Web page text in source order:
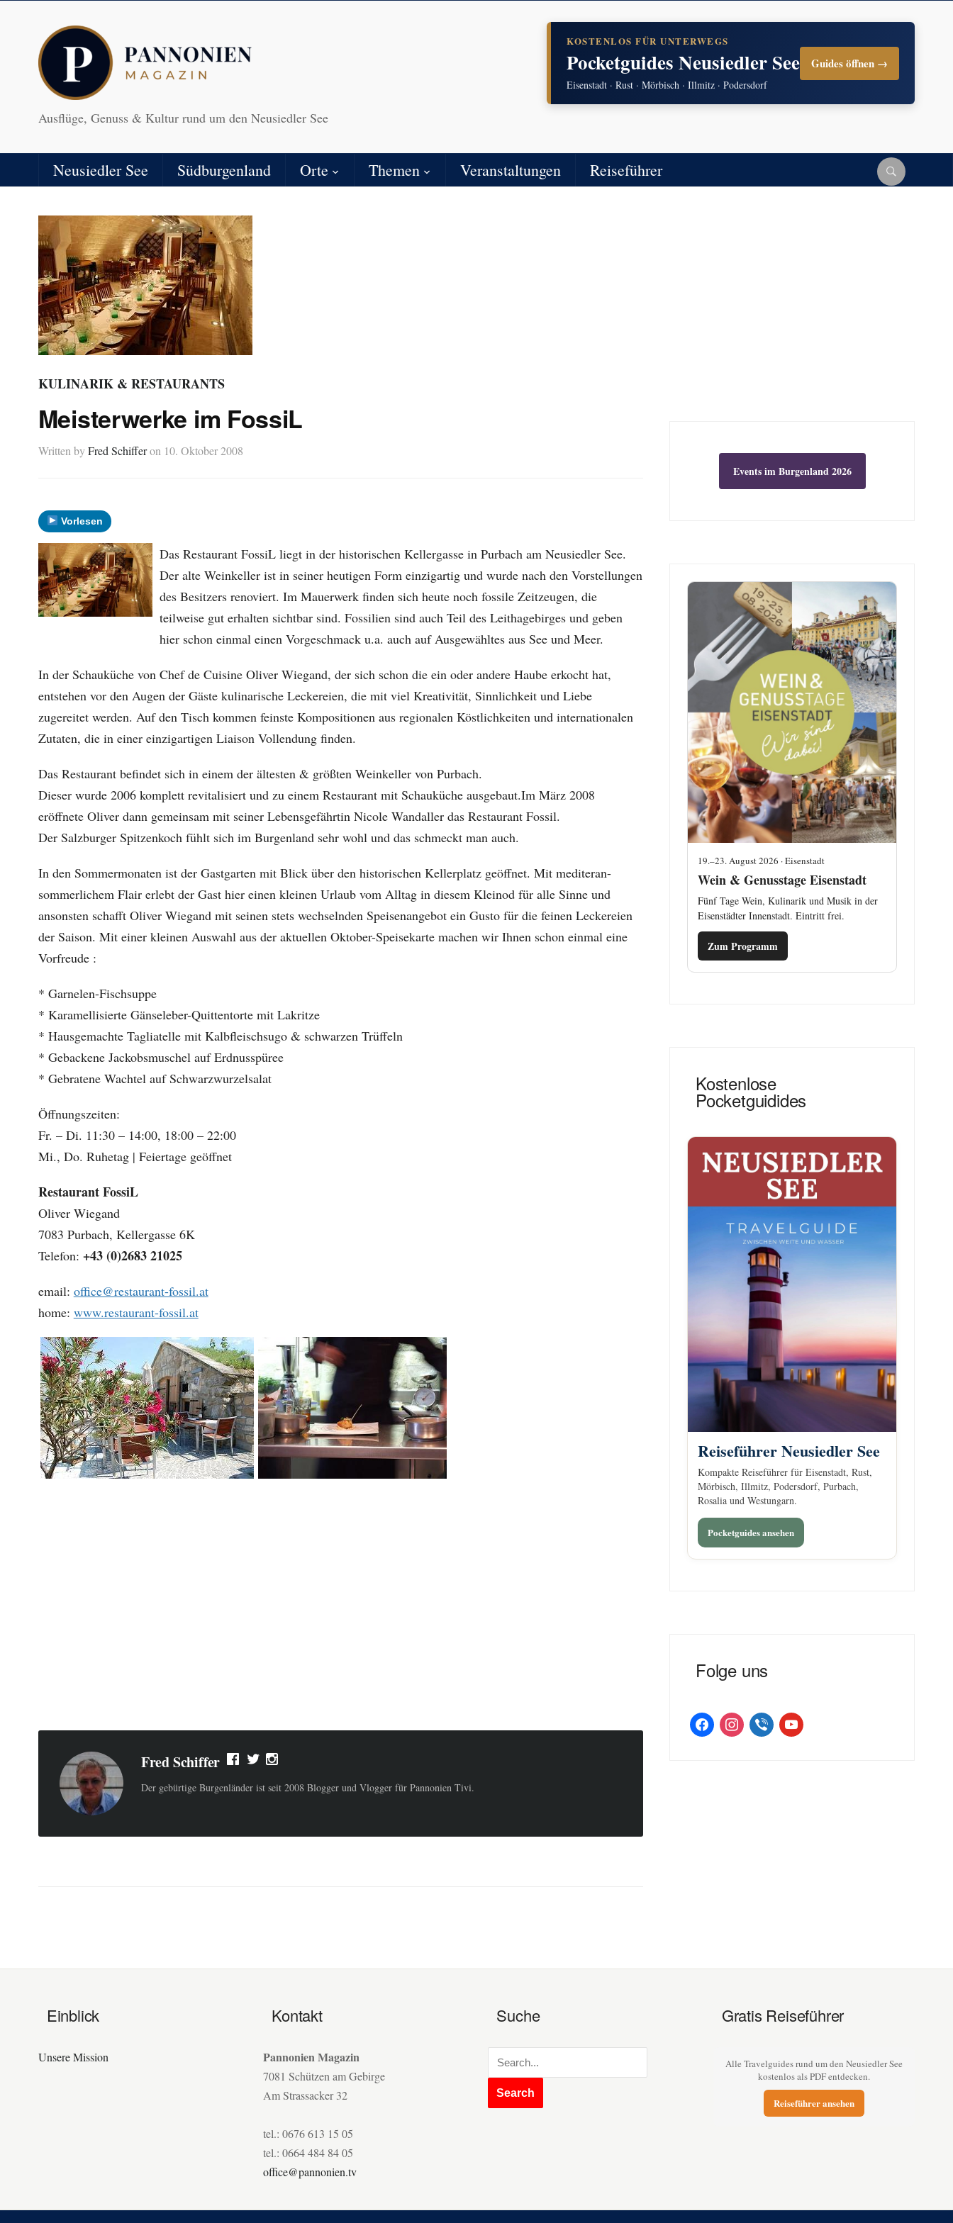
Ausflüge, Genuss & Kultur rund um den Neusiedler See
KOSTENLOS FÜR UNTERWEGS
Pocketguides Neusiedler See
Eisenstadt · Rust · Mörbisch · Illmitz · Podersdorf
Guides öffnen →
Neusiedler See Südburgenland Orte Themen Veranstaltungen Reiseführer
KULINARIK & RESTAURANTS
Meisterwerke im FossiL
Written byFred Schiffer on 10. Oktober 2008
Vorlesen
Das Restaurant FossiL liegt in der historischen Kellergasse in Purbach am Neusiedler See.
Der alte Weinkeller ist in seiner heutigen Form einzigartig und wurde nach den Vorstellungen
des Besitzers renoviert. Im Mauerwerk finden sich heute noch fossile Zeitzeugen, die
teilweise gut erhalten sichtbar sind. Fossilien sind auch Teil des Leithagebirges und geben
hier schon einmal einen Vorgeschmack u.a. auch auf Ausgewähltes aus See und Meer.
In der Schauküche von Chef de Cuisine Oliver Wiegand, der sich schon die ein oder andere Haube erkocht hat,
entstehen vor den Augen der Gäste kulinarische Leckereien, die mit viel Kreativität, Sinnlichkeit und Liebe
zugereitet werden. Auf den Tisch kommen feinste Kompositionen aus regionalen Köstlichkeiten und internationalen
Zutaten, die in einer einzigartigen Liaison Vollendung finden.
Das Restaurant befindet sich in einem der ältesten & größten Weinkeller von Purbach.
Dieser wurde 2006 komplett revitalisiert und zu einem Restaurant mit Schauküche ausgebaut.Im März 2008
eröffnete Oliver dann gemeinsam mit seiner Lebensgefährtin Nicole Wandaller das Restaurant Fossil.
Der Salzburger Spitzenkoch fühlt sich im Burgenland sehr wohl und das schmeckt man auch.
In den Sommermonaten ist der Gastgarten mit Blick über den historischen Kellerplatz geöffnet. Mit mediteran-
sommerlichem Flair erlebt der Gast hier einen kleinen Urlaub vom Alltag in diesem Kleinod für alle Sinne und
ansonsten schafft Oliver Wiegand mit seinen stets wechselnden Speisenangebot ein Gusto für die feinen Leckereien
der Saison. Mit einer kleinen Auswahl aus der aktuellen Oktober-Speisekarte machen wir Ihnen schon einmal eine
Vorfreude :
* Garnelen-Fischsuppe
* Karamellisierte Gänseleber-Quittentorte mit Lakritze
* Hausgemachte Tagliatelle mit Kalbfleischsugo & schwarzen Trüffeln
* Gebackene Jackobsmuschel auf Erdnusspüree
* Gebratene Wachtel auf Schwarzwurzelsalat
Öffnungszeiten:
Fr. – Di. 11:30 – 14:00, 18:00 – 22:00
Mi., Do. Ruhetag | Feiertage geöffnet
Restaurant FossiL
Oliver Wiegand
7083 Purbach, Kellergasse 6K
Telefon: +43 (0)2683 21025
email: office@restaurant-fossil.at
home: www.restaurant-fossil.at
Fred Schiffer
Der gebürtige Burgenländer ist seit 2008 Blogger und Vlogger für Pannonien Tivi.
Events im Burgenland 2026
19.–23. August 2026 · Eisenstadt
Wein & Genusstage Eisenstadt
Fünf Tage Wein, Kulinarik und Musik in der
Eisenstädter Innenstadt. Eintritt frei.
Zum Programm
Kostenlose
Pocketguidides
Reiseführer Neusiedler See
Kompakte Reiseführer für Eisenstadt, Rust,
Mörbisch, Illmitz, Podersdorf, Purbach,
Rosalia und Westungarn.
Pocketguides ansehen
Folge uns
facebookinstagramviber youtube
Einblick
Unsere Mission
Kontakt
Pannonien Magazin
7081 Schützen am Gebirge
Am Strassacker 32
tel.: 0676 613 15 05
tel.: 0664 484 84 05
office@pannonien.tv
Suche Gratis Reiseführer
Alle Travelguides rund um den Neusiedler See
kostenlos als PDF entdecken.
Reiseführer ansehen